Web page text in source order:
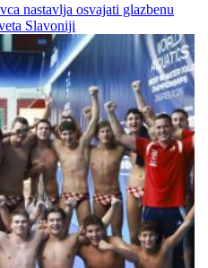
nastavlja osvajati glazbenu
Slavoniji